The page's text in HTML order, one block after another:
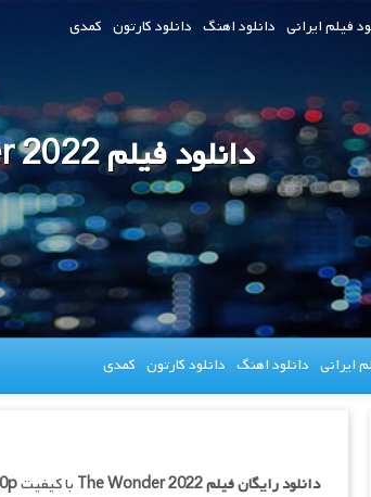
فیلم ایرانی دانلود اهنگ دانلود کارتون کمدی
دانلود فیلم The Wonder 2022
ایرانی دانلود اهنگ دانلود کارتون کمدی
دانلود رایگان فیلمThe Wonder 2022 با کیفیت